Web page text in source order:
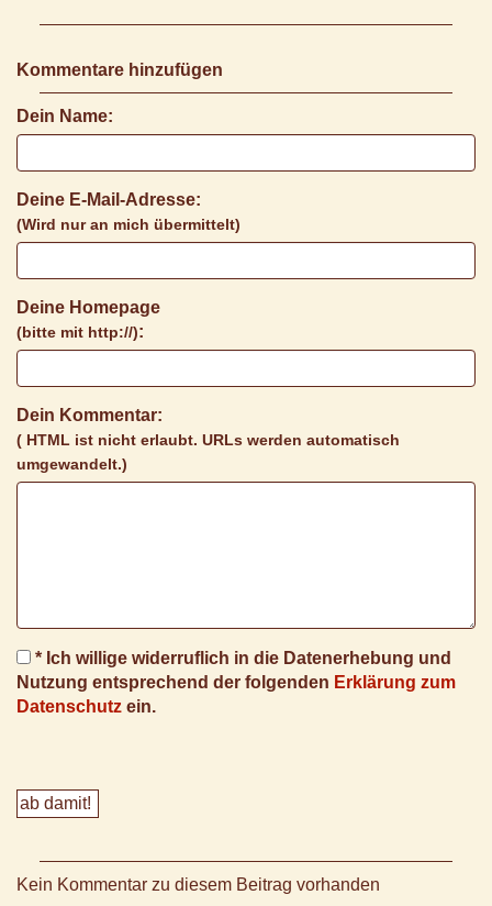
Kommentare hinzufügen
Dein Name:
Deine E-Mail-Adresse:
(Wird nur an mich übermittelt)
Deine Homepage
(bitte mit http://):
Dein Kommentar:
( HTML ist nicht erlaubt. URLs werden automatisch
umgewandelt.)
* Ich willige widerruflich in die Datenerhebung und
Nutzung entsprechend der folgenden Erklärung zum
Datenschutz ein.
Kein Kommentar zu diesem Beitrag vorhanden